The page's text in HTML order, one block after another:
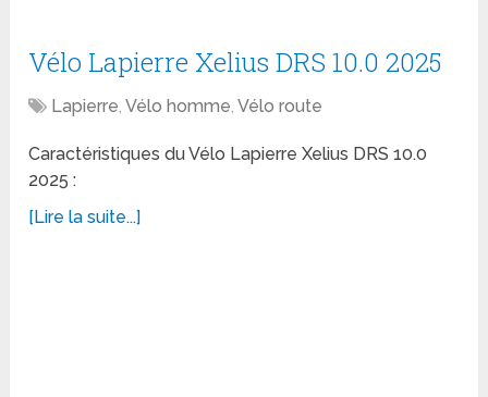
Vélo Lapierre Xelius DRS 10.0 2025
Lapierre,Vélo homme,Vélo route
Caractéristiques du Vélo Lapierre Xelius DRS 10.0
2025 :
[Lire la suite...]